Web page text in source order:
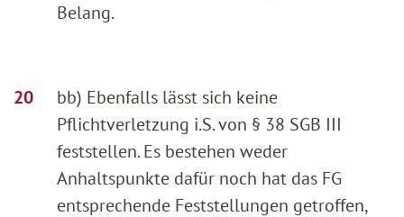
Belang.
bb) Ebenfalls lässt sich keine
Pflichtverletzung i.S. von § 38 SGB III
feststellen. Es bestehen weder
Anhaltspunkte dafür noch hat das FG
entsprechende Feststellungen getroffen,